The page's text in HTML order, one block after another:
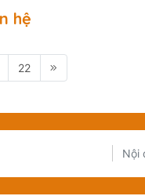
hệ
22